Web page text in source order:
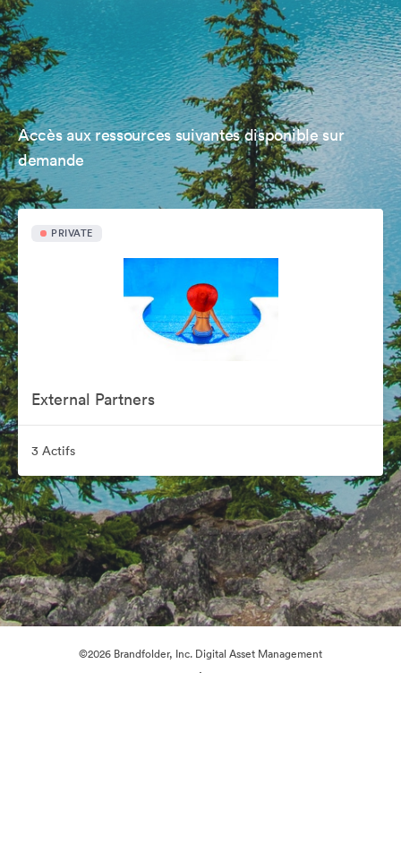
Accès aux ressources suivantes disponible sur
demande
PRIVATE
External Partners
3 Actifs
©2026 Brandfolder, Inc. Digital Asset Management
·